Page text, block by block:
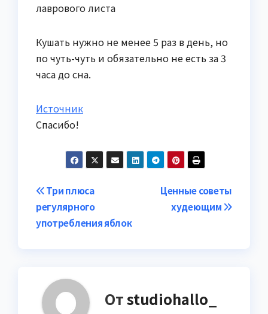
лаврового листа
Кушать нужно не менее 5 раз в день, но
по чуть-чуть и обязательно не есть за 3
часа до сна.
Источник
Спасибо!
Навигация
по
Ценные советы
худеющим
Три плюса
регулярного
употребления яблок
Отstudiohallo_